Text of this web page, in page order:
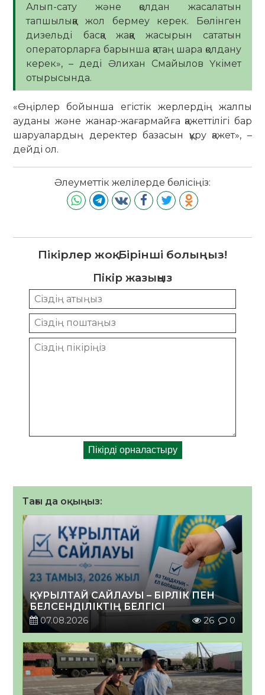
Алып-сату және қолдан жасалатын
тапшылыққа жол бермеу керек. Бөлінген
дизельді басқа жаққа жасырын сататын
операторларға барынша қатаң шара қолдану
керек», – деді Әлихан Смайылов Үкімет
отырысында.
«Өңірлер бойынша егістік жерлердің жалпы
ауданы және жанар-жағармайға қажеттілігі бар
шаруалардың деректер базасын құру қажет», –
дейді ол.
Әлеуметтік желілерде бөлісіңіз:
Пікірлер жоқ. Бірінші болыңыз!
Пікір жазыңыз
Тағы да оқыңыз:
ҚҰРЫЛТАЙ САЙЛАУЫ – БІРЛІК ПЕН
БЕЛСЕНДІЛІКТІҢ БЕЛГІСІ
07.08.2026
26 0